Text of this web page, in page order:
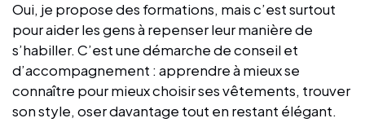
Oui, je propose des formations, mais c’est surtout
pour aider les gens à repenser leur manière de
s’habiller. C’est une démarche de conseil et
d’accompagnement : apprendre à mieux se
connaître pour mieux choisir ses vêtements, trouver
son style, oser davantage tout en restant élégant.